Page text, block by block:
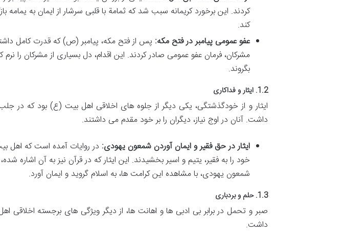
کردند. این برخورد کریمانه سبب شد که ثمامة با قلبی سرشار از ایمان به یمامه
کند.
عفو عمومی پیامبر در فتح مکه: پس از فتح مکه، پیامبر (ص) که قدرت کامل
مشرکان، فرمان عفو عمومی صادر کردند. این اقدام، دل بسیاری از مشرکان را
بگروند.
1.2. ایثار و فداکاری
ایثار و از خودگذشتگی، یکی دیگر از جلوه های اخلاقی اهل بیت (ع) بود که در
داشت. آنان در اوج نیاز، دیگران را بر خود مقدم می داشتند.
ایثار در حق فقیر و ایمان آوردن شمعون یهودی: در روایات آمده است که اهل
خود را به فقیر، یتیم و اسیر بخشیدند. این ایثار که در قرآن نیز به آن اشاره
شمعون یهودی، با مشاهده این کرامت ها، به اسلام گروید و ایمان آورد.
1.3. حلم و بردباری
صبر و تحمل در برابر بی ادبی ها و اهانت ها، از دیگر ویژگی های برجسته اخلاقی
داشت.